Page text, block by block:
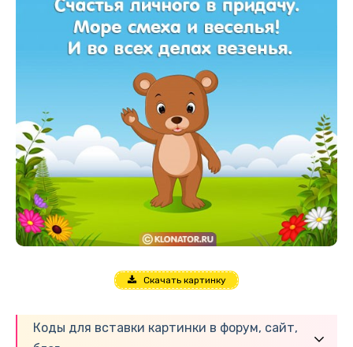
Скачать картинку
Коды для вставки картинки в форум, сайт,